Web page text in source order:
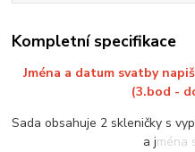
Kompletní specifikace
Jména a datum svatby
(3.bod -
Sada obsahuje 2 skleničky s
a jména